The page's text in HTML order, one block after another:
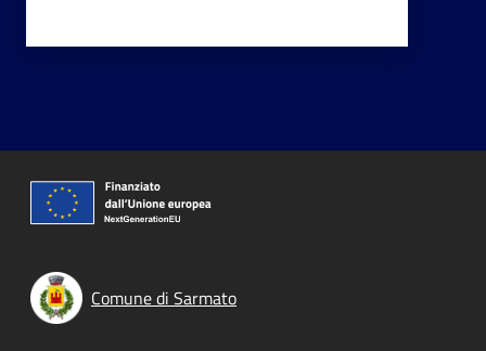
Comune di Sarmato